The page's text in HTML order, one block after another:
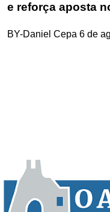
e reforça aposta
BY-Daniel Cepa 6 de